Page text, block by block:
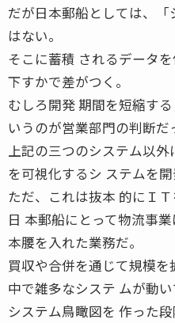
だが日本郵船としては、「
はない。
そこに蓄積 されるデータ
下すかで差がつく。
むしろ開発 期間を短縮す
いうのが営業部門の判断だ
上記の三つのシステム以
を可視化するシ ステムを開
ただ、これは抜本 的にＩ
日 本郵船にとって物流事
本腰を入れた業務だ。
買収や合併を通じて規模
中で雑多なシステ ムが動い
システム鳥瞰図を 作った